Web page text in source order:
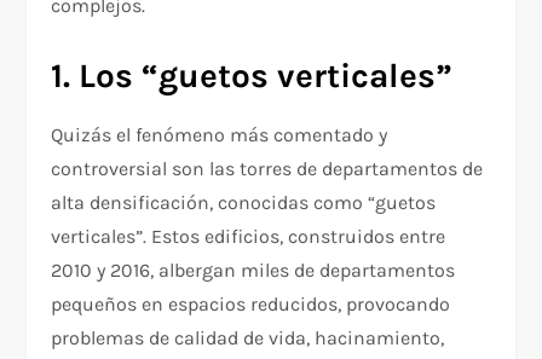
complejos.
1. Los “guetos verticales”
Quizás el fenómeno más comentado y
controversial son las torres de departamentos de
alta densificación, conocidas como “guetos
verticales”. Estos edificios, construidos entre
2010 y 2016, albergan miles de departamentos
pequeños en espacios reducidos, provocando
problemas de calidad de vida, hacinamiento,